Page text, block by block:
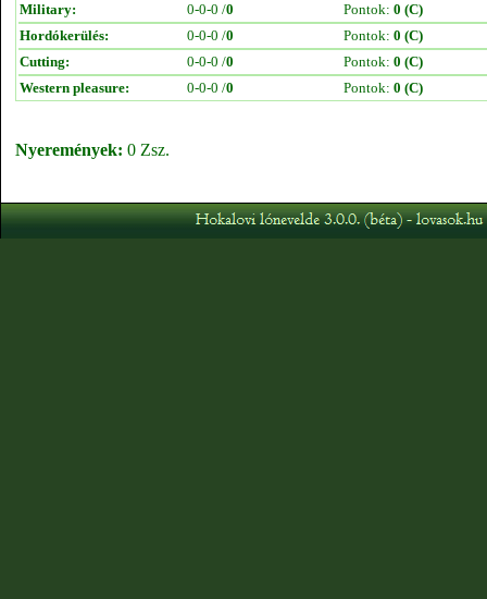
Military:
0-0-0 /0 Pontok: 0 (C)
Hordókerülés:
0-0-0 /0 Pontok: 0 (C)
Cutting:
0-0-0 /0 Pontok: 0 (C)
Western pleasure:
0-0-0 /0 Pontok: 0 (C)
Nyeremények: 0 Zsz.